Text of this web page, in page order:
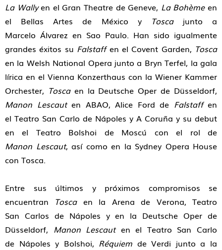
La Wallyen el Gran Theatre de Geneve, La Bohèmeen
el Bellas Artes de México y Tosca junto a
Marcelo Álvarez en Sao Paulo. Han sido igualmente
grandes éxitos su Falstaffen el Covent Garden, Tosca
en la Welsh National Opera junto a Bryn Terfel, la gala
lírica en el Vienna Konzerthaus con la Wiener Kammer
Orchester, Toscaen la Deutsche Oper de Düsseldorf,
Manon Lescauten ABAO, Alice Ford de Falstaff en
el Teatro San Carlo de Nápoles y A Coruña y su debut
en el Teatro Bolshoi de Moscú con el rol de
Manon Lescaut, así como en la Sydney Opera House
con Tosca.
Entre sus últimos y próximos compromisos se
encuentran Toscaen la Arena de Verona, Teatro
San Carlos de Nápoles y en la Deutsche Oper de
Düsseldorf, Manon Lescaut en el Teatro San Carlo
de Nápoles y Bolshoi, Réquiem de Verdi junto a la